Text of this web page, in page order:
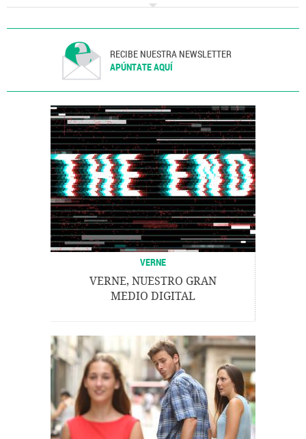
RECIBE NUESTRA NEWSLETTER
APÚNTATE AQUÍ
VERNE
VERNE, NUESTRO GRAN
MEDIO DIGITAL